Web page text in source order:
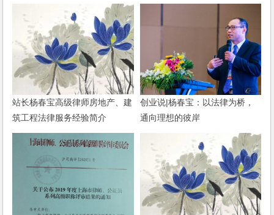
站长杨春宝高级律师房地产、建
筑工程法律服务经验简介
创业说|杨春宝：以法律为桥，
通向理想的彼岸